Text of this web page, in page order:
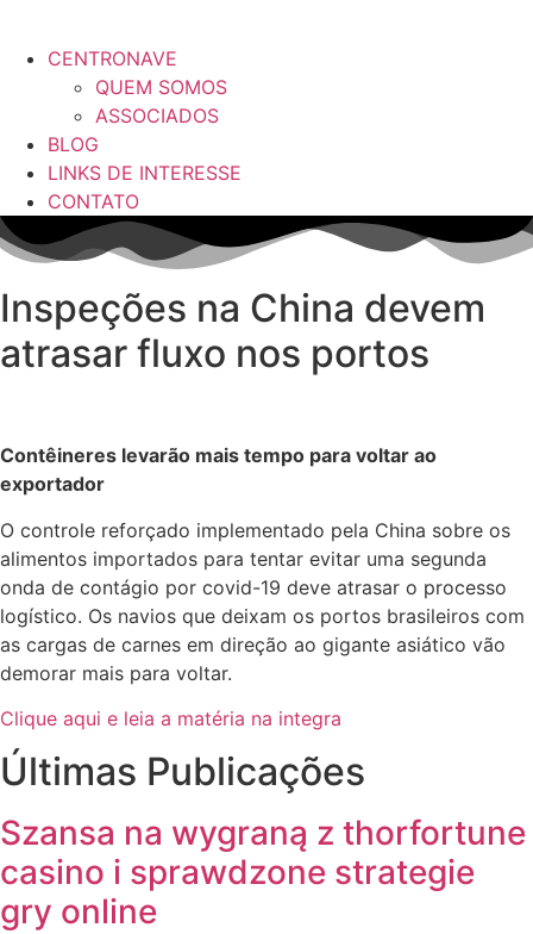
CENTRONAVE
QUEM SOMOS
ASSOCIADOS
BLOG
LINKS DE INTERESSE
CONTATO
Inspeções na China devem
atrasar fluxo nos portos
Contêineres levarão mais tempo para voltar ao
exportador
O controle reforçado implementado pela China sobre os
alimentos importados para tentar evitar uma segunda
onda de contágio por covid-19 deve atrasar o processo
logístico. Os navios que deixam os portos brasileiros com
as cargas de carnes em direção ao gigante asiático vão
demorar mais para voltar.
Clique aqui e leia a matéria na integra
Últimas Publicações
Szansa na wygraną z thorfortune
casino i sprawdzone strategie
gry online